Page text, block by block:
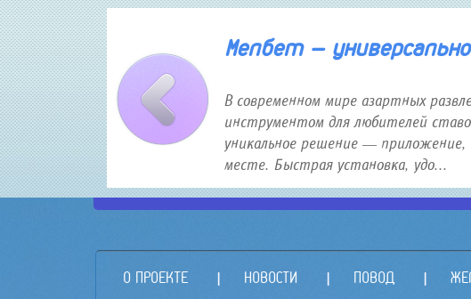
30 января 2026 года 12:16
Мелбет —
В современном мире азартных
инструментом для любителей
уникальное решение —
месте. Быстрая установка, удо...
О ПРОЕКТЕ НОВОСТИ ПОВОД